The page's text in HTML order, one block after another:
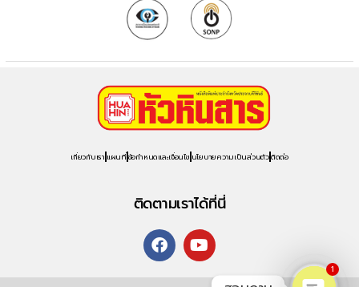
เกี่ยวกับเรา แผนที่ข้อกำหนดและเงื่อนไข นโยบายความเป็นส่วนตัวติดต่อ
ติดตามเราได้ที่นี่
1